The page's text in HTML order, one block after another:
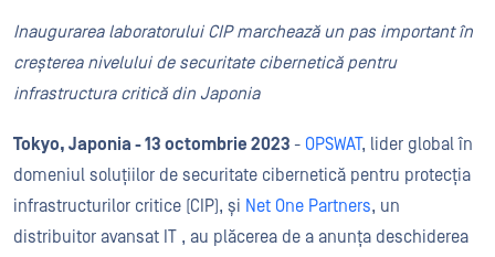
Inaugurarea laboratorului CIP marchează un pas important în
creșterea nivelului de securitate cibernetică pentru
infrastructura critică din Japonia
Tokyo, Japonia - 13 octombrie 2023 - OPSWAT, lider global în
domeniul soluțiilor de securitate cibernetică pentru protecția
infrastructurilor critice (CIP), și Net One Partners, un
distribuitor avansat IT , au plăcerea de a anunța deschiderea